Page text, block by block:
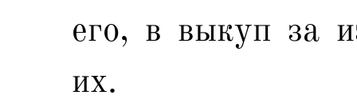
его, в выкуп за
их.